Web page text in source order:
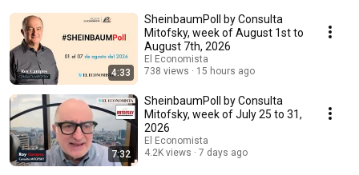
4:33
SheinbaumPoll by Consulta
Mitofsky, week of August 1st to
August 7th, 2026
El Economista
738 views
15 hours ago
7:32
SheinbaumPoll by Consulta
Mitofsky, week of July 25 to 31,
2026
El Economista
4.2K views
7 days ago